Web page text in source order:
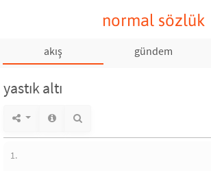
normal sözlük
akış gündem
yastık altı
1.